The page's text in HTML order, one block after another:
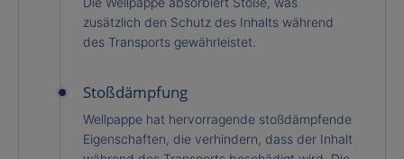
zusätzlich den Schutz des Inhalts während
des Transports gewährleistet.
Stoßdämpfung
Wellpappe hat hervorragende stoßdämpfende
Eigenschaften, die verhindern, dass der Inhalt